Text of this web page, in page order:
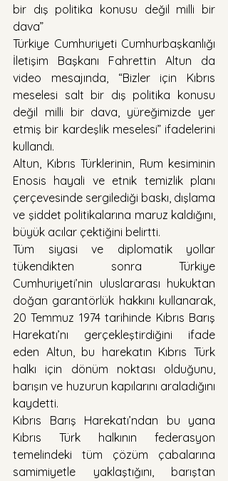
bir dış politika konusu değil milli bir
dava”
Türkiye Cumhuriyeti Cumhurbaşkanlığı
İletişim Başkanı Fahrettin Altun da
video mesajında, “Bizler için Kıbrıs
meselesi salt bir dış politika konusu
değil milli bir dava, yüreğimizde yer
etmiş bir kardeşlik meselesi” ifadelerini
kullandı.
Altun, Kıbrıs Türklerinin, Rum kesiminin
Enosis hayali ve etnik temizlik planı
çerçevesinde sergilediği baskı, dışlama
ve şiddet politikalarına maruz kaldığını,
büyük acılar çektiğini belirtti.
Tüm siyasi ve diplomatik yollar
tükendikten sonra Türkiye
Cumhuriyeti’nin uluslararası hukuktan
doğan garantörlük hakkını kullanarak,
20 Temmuz 1974 tarihinde Kıbrıs Barış
Harekatı’nı gerçekleştirdiğini ifade
eden Altun, bu harekatın Kıbrıs Türk
halkı için dönüm noktası olduğunu,
barışın ve huzurun kapılarını araladığını
kaydetti.
Kıbrıs Barış Harekatı’ndan bu yana
Kıbrıs Türk halkının federasyon
temelindeki tüm çözüm çabalarına
samimiyetle yaklaştığını, barıştan